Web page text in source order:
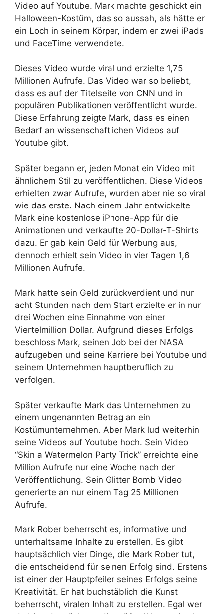
Video auf Youtube. Mark machte geschickt ein
Halloween-Kostüm, das so aussah, als hätte er
ein Loch in seinem Körper, indem er zwei iPads
und FaceTime verwendete.
Dieses Video wurde viral und erzielte 1,75
Millionen Aufrufe. Das Video war so beliebt,
dass es auf der Titelseite von CNN und in
populären Publikationen veröffentlicht wurde.
Diese Erfahrung zeigte Mark, dass es einen
Bedarf an wissenschaftlichen Videos auf
Youtube gibt.
Später begann er, jeden Monat ein Video mit
ähnlichem Stil zu veröffentlichen. Diese Videos
erhielten zwar Aufrufe, wurden aber nie so viral
wie das erste. Nach einem Jahr entwickelte
Mark eine kostenlose iPhone-App für die
Animationen und verkaufte 20-Dollar-T-Shirts
dazu. Er gab kein Geld für Werbung aus,
dennoch erhielt sein Video in vier Tagen 1,6
Millionen Aufrufe.
Mark hatte sein Geld zurückverdient und nur
acht Stunden nach dem Start erzielte er in nur
drei Wochen eine Einnahme von einer
Viertelmillion Dollar. Aufgrund dieses Erfolgs
beschloss Mark, seinen Job bei der NASA
aufzugeben und seine Karriere bei Youtube und
seinem Unternehmen hauptberuflich zu
verfolgen.
Später verkaufte Mark das Unternehmen zu
einem ungenannten Betrag an ein
Kostümunternehmen. Aber Mark lud weiterhin
seine Videos auf Youtube hoch. Sein Video
“Skin a Watermelon Party Trick” erreichte eine
Million Aufrufe nur eine Woche nach der
Veröffentlichung. Sein Glitter Bomb Video
generierte an nur einem Tag 25 Millionen
Aufrufe.
Mark Rober beherrscht es, informative und
unterhaltsame Inhalte zu erstellen. Es gibt
hauptsächlich vier Dinge, die Mark Rober tut,
die entscheidend für seinen Erfolg sind. Erstens
ist einer der Hauptpfeiler seines Erfolgs seine
Kreativität. Er hat buchstäblich die Kunst
beherrscht, viralen Inhalt zu erstellen. Egal wer